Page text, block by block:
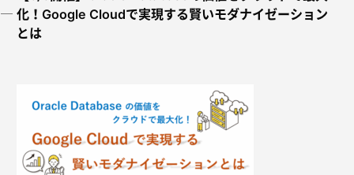
化！Google Cloudで実現する賢いモダナイゼーション
とは